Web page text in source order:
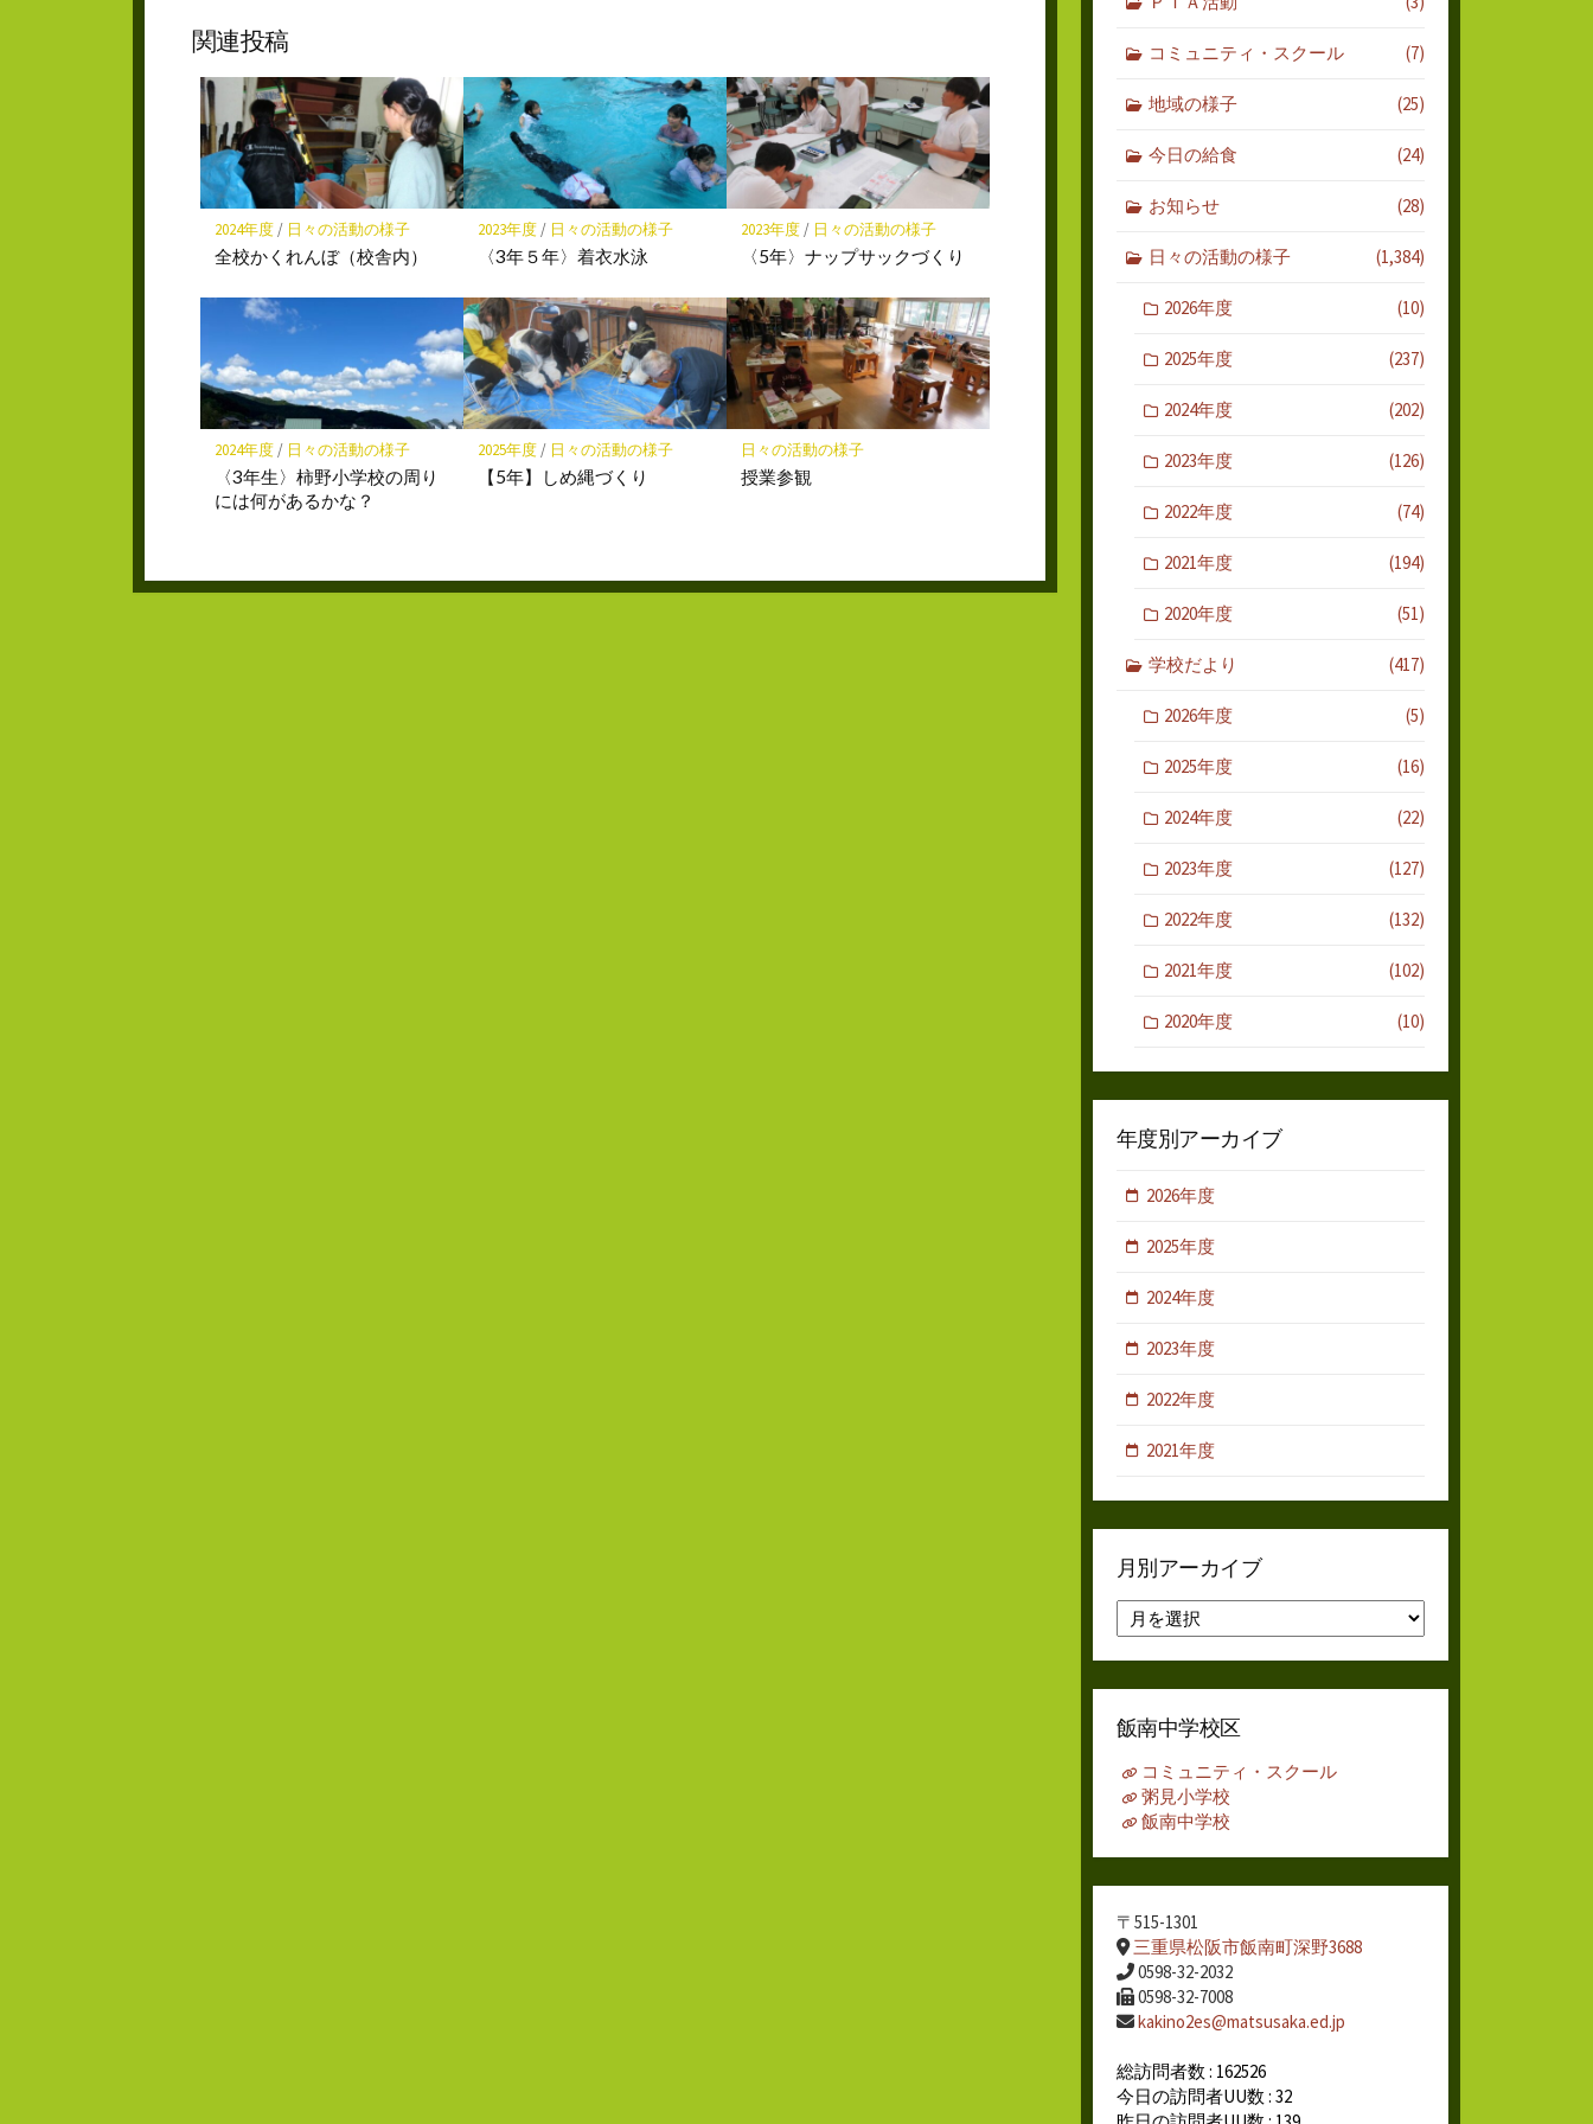
ア
マ
ー
ク
に
保
存
関連投稿
2024年度/ 日々の活動の様子
全校かくれんぼ（校舎内）
2023年度/ 日々の活動の様子
〈3年５年〉着衣水泳
2023年度/ 日々の活動の様子
〈5年〉ナップサックづくり
2024年度/ 日々の活動の様子
〈3年生〉柿野小学校の周り
には何があるかな？
2025年度/ 日々の活動の様子
【5年】しめ縄づくり
日々の活動の様子
授業参観
コミュニティ・スクール (7)
地域の様子 (25)
今日の給食 (24)
お知らせ (28)
日々の活動の様子 (1,384)
2026年度 (10)
2025年度 (237)
2024年度 (202)
2023年度 (126)
2022年度 (74)
2021年度 (194)
2020年度 (51)
学校だより (417)
2026年度 (5)
2025年度 (16)
2024年度 (22)
2023年度 (127)
2022年度 (132)
2021年度 (102)
2020年度 (10)
年度別アーカイブ
2026年度
2025年度
2024年度
2023年度
2022年度
2021年度
月別アーカイブ
別
ア
ー
イ
飯南中学校区
コミュニティ・スクール
粥見小学校
飯南中学校
〒515-1301
三重県松阪市飯南町深野3688
0598-32-2032
0598-32-7008
kakino2es@matsusaka.ed.jp
総訪問者数 : 162526
今日の訪問者UU数 : 32